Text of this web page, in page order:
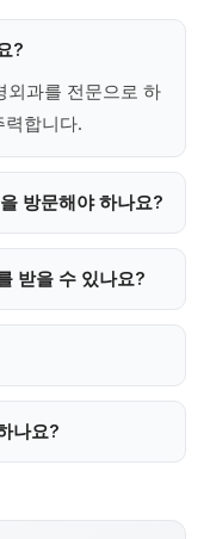
?
외과를 전문으로 하
력합니다.
방문해야 하나요?
받을 수 있나요?
나요?